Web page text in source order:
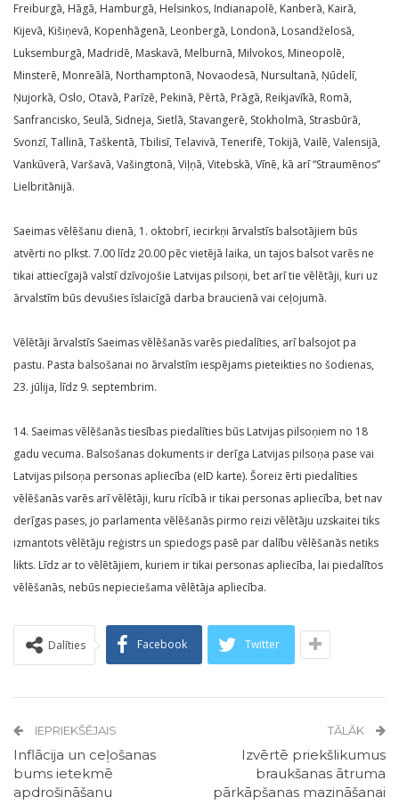
Freiburgā, Hāgā, Hamburgā, Helsinkos, Indianapolē, Kanberā, Kairā,
Kijevā, Kišiņevā, Kopenhāgenā, Leonbergā, Londonā, Losandželosā,
Luksemburgā, Madridē, Maskavā, Melburnā, Milvokos, Mineopolē,
Minsterē, Monreālā, Northamptonā, Novaodesā, Nursultanā, Ņūdelī,
Ņujorkā, Oslo, Otavā, Parīzē, Pekinā, Pērtā, Prāgā, Reikjavīkā, Romā,
Sanfrancisko, Seulā, Sidneja, Sietlā, Stavangerē, Stokholmā, Strasbūrā,
Svonzī, Tallinā, Taškentā, Tbilisī, Telavivā, Tenerifē, Tokijā, Vailē, Valensijā,
Vankūverā, Varšavā, Vašingtonā, Viļņā, Vitebskā, Vīnē, kā arī “Straumēnos”
Lielbritānijā.
Saeimas vēlēšanu dienā, 1. oktobrī, iecirkņi ārvalstīs balsotājiem būs
atvērti no plkst. 7.00 līdz 20.00 pēc vietējā laika, un tajos balsot varēs ne
tikai attiecīgajā valstī dzīvojošie Latvijas pilsoņi, bet arī tie vēlētāji, kuri uz
ārvalstīm būs devušies īslaicīgā darba braucienā vai ceļojumā.
Vēlētāji ārvalstīs Saeimas vēlēšanās varēs piedalīties, arī balsojot pa
pastu. Pasta balsošanai no ārvalstīm iespējams pieteikties no šodienas,
23. jūlija, līdz 9. septembrim.
14. Saeimas vēlēšanās tiesības piedalīties būs Latvijas pilsoņiem no 18
gadu vecuma. Balsošanas dokuments ir derīga Latvijas pilsoņa pase vai
Latvijas pilsoņa personas apliecība (eID karte). Šoreiz ērti piedalīties
vēlēšanās varēs arī vēlētāji, kuru rīcībā ir tikai personas apliecība, bet nav
derīgas pases, jo parlamenta vēlēšanās pirmo reizi vēlētāju uzskaitei tiks
izmantots vēlētāju reģistrs un spiedogs pasē par dalību vēlēšanās netiks
likts. Līdz ar to vēlētājiem, kuriem ir tikai personas apliecība, lai piedalītos
vēlēšanās, nebūs nepieciešama vēlētāja apliecība.
Dalīties Facebook Twitter
IEPRIEKŠĒJAIS
Inflācija un ceļošanas
bums ietekmē
apdrošināšanu
TĀLĀK
Izvērtē priekšlikumus
braukšanas ātruma
pārkāpšanas mazināšanai